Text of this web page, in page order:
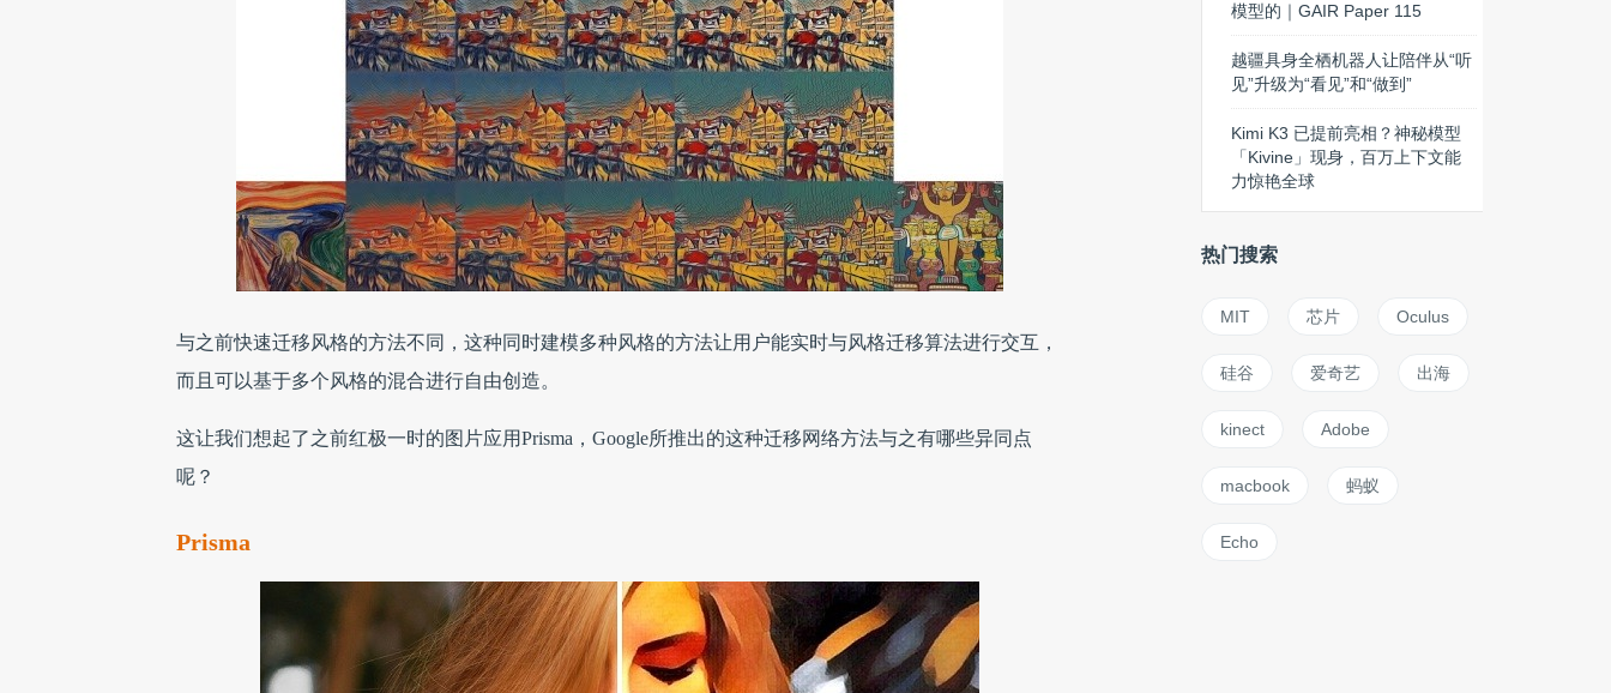
与之前快速迁移风格的方法不同，这种同时建模多种风格的方法让用户能实时与风格迁移算法进行交互，
而且可以基于多个风格的混合进行自由创造。
这让我们想起了之前红极一时的图片应用Prisma，Google所推出的这种迁移网络方法与之有哪些异同点
呢？
Prisma
模型的｜GAIR Paper 115
越疆具身全栖机器人让陪伴从“听
见”升级为“看见”和“做到”
Kimi K3 已提前亮相？神秘模型
「Kivine」现身，百万上下文能
力惊艳全球
热门搜索
MIT 芯片 Oculus
硅谷 爱奇艺 出海
kinect Adobe
macbook 蚂蚁
Echo